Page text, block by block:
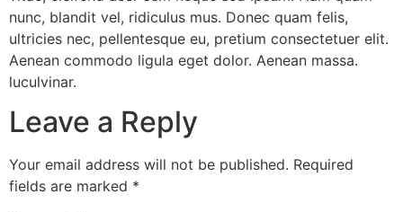
nunc, blandit vel, ridiculus mus. Donec quam felis,
ultricies nec, pellentesque eu, pretium consectetuer elit.
Aenean commodo ligula eget dolor. Aenean massa.
luculvinar.
Leave a Reply
Your email address will not be published. Required
fields are marked *